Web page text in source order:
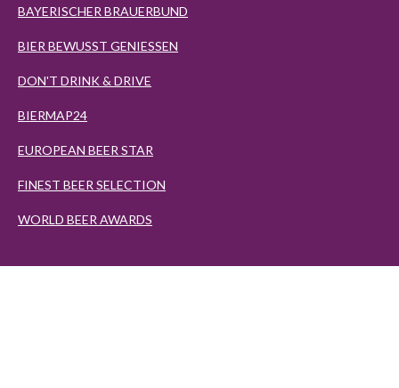
BAYERISCHER BRAUERBUND
BIER BEWUSST GENIESSEN
DON'T DRINK & DRIVE
BIERMAP24
EUROPEAN BEER STAR
FINEST BEER SELECTION
WORLD BEER AWARDS